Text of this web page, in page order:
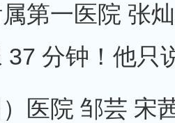
第一医院 张
37 分钟！他只
医院 邹芸 宋